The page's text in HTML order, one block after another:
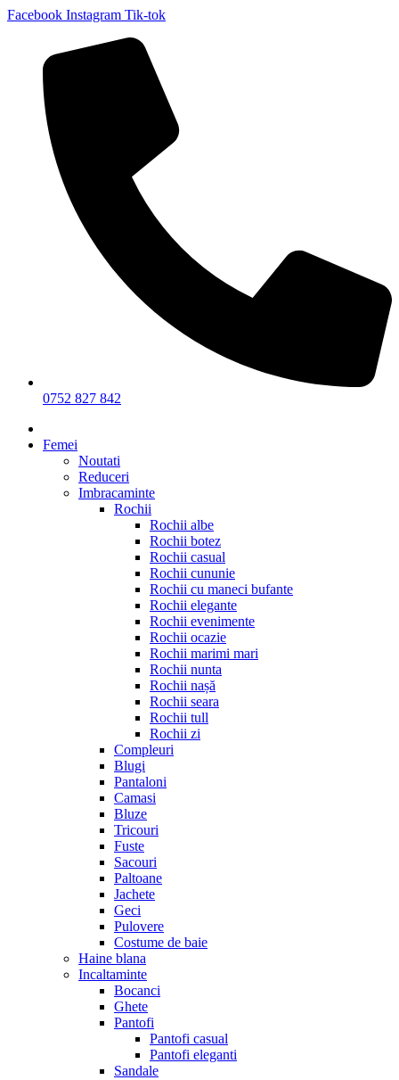
Facebook Instagram Tik-tok
0752 827 842
Femei
Noutati
Reduceri
Imbracaminte
Rochii
Rochii albe
Rochii botez
Rochii casual
Rochii cununie
Rochii cu maneci bufante
Rochii elegante
Rochii evenimente
Rochii ocazie
Rochii marimi mari
Rochii nunta
Rochii nașă
Rochii seara
Rochii tull
Rochii zi
Compleuri
Blugi
Pantaloni
Camasi
Bluze
Tricouri
Fuste
Sacouri
Paltoane
Jachete
Geci
Pulovere
Costume de baie
Haine blana
Incaltaminte
Bocanci
Ghete
Pantofi
Pantofi casual
Pantofi eleganti
Sandale